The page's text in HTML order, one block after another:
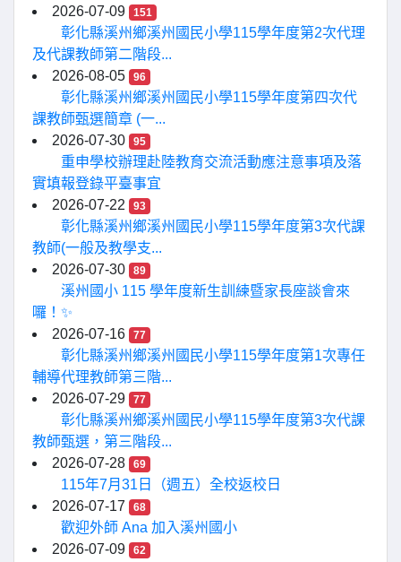
2026-07-09
151
彰化縣溪州鄉溪州國民小學115學年度第2次代理
及代課教師第二階段...
2026-08-05
96
彰化縣溪州鄉溪州國民小學115學年度第四次代
課教師甄選簡章 (一...
2026-07-30
95
重申學校辦理赴陸教育交流活動應注意事項及落
實填報登錄平臺事宜
2026-07-22
93
彰化縣溪州鄉溪州國民小學115學年度第3次代課
教師(一般及教學支...
2026-07-30
89
溪州國小 115 學年度新生訓練暨家長座談會來
囉！✨
2026-07-16
77
彰化縣溪州鄉溪州國民小學115學年度第1次專任
輔導代理教師第三階...
2026-07-29
77
彰化縣溪州鄉溪州國民小學115學年度第3次代課
教師甄選，第三階段...
2026-07-28
69
115年7月31日（週五）全校返校日
2026-07-17
68
歡迎外師 Ana 加入溪州國小
2026-07-09
62